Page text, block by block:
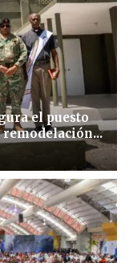
el puesto